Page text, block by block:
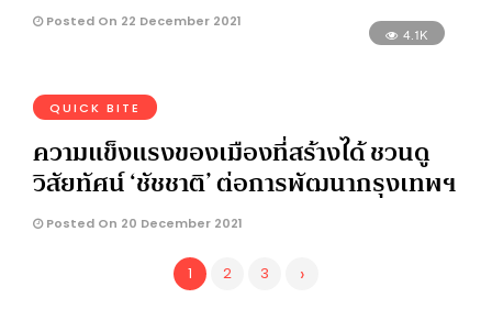
Posted On 22 December 2021
4.1K
QUICK BITE
ความแข็งแรงของเมืองที่สร้างได้ ชวนดู
วิสัยทัศน์ ‘ชัชชาติ’ ต่อการพัฒนากรุงเทพฯ
Posted On 20 December 2021
1 2 3 ›